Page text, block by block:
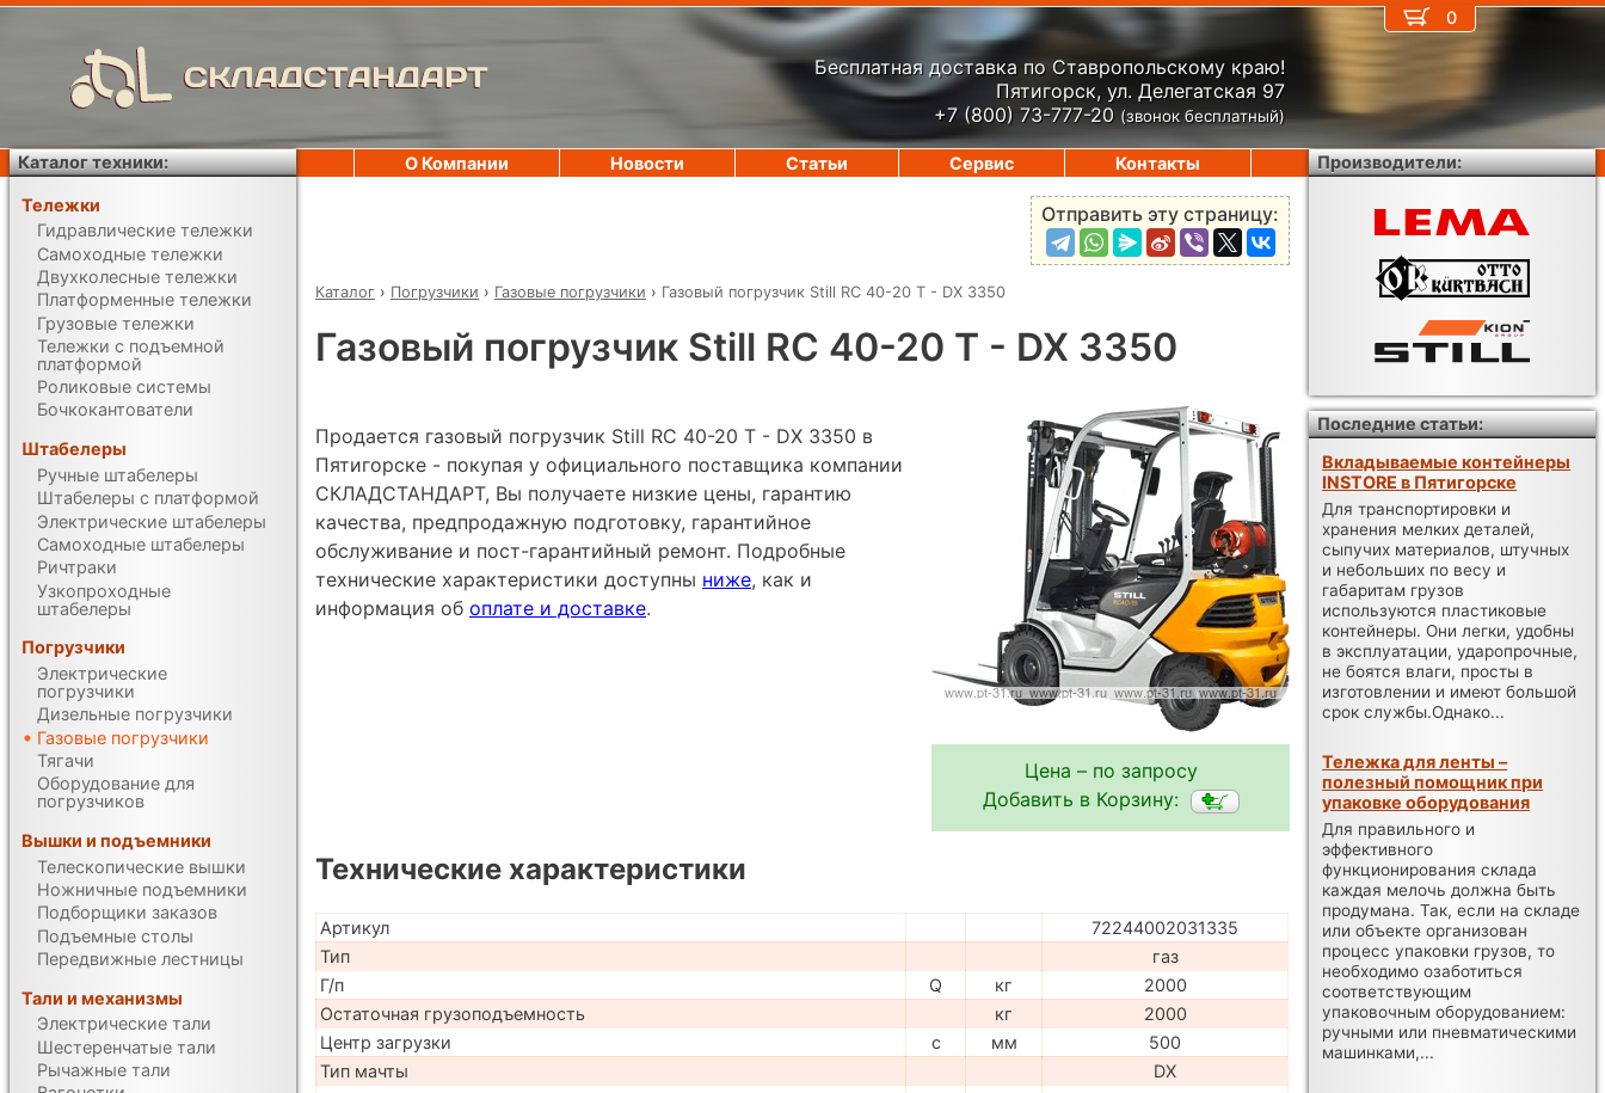
СКЛАДСТАНДАРТ
Бесплатная доставка по Ставропольскому краю!
Пятигорск, ул. Делегатская 97
+7 (800) 73-777-20 (звонок бесплатный)
Отправить эту страницу:
Каталог › Погрузчики › Газовые погрузчики › Газовый погрузчик Still RC 40-20 T - DX 3350
Газовый погрузчик Still RC 40-20 T - DX 3350
Цена – по запросу
Добавить в Корзину:
Продается газовый погрузчик Still RC 40-20 T - DX 3350 в
Пятигорске - покупая у официального поставщика компании
СКЛАДСТАНДАРТ, Вы получаете низкие цены, гарантию
качества, предпродажную подготовку, гарантийное
обслуживание и пост-гарантийный ремонт. Подробные
технические характеристики доступны ниже, как и
информация об оплате и доставке.
Технические характеристики
Артикул
72244002031335
Тип
газ
Г/п
Q кг
2000
Остаточная грузоподъемность
кг
2000
Центр загрузки
c мм
500
Тип мачты
DX
0
О Компании Новости Статьи Сервис Контакты
Каталог техники:
Тележки
Гидравлические тележки
Самоходные тележки
Двухколесные тележки
Платформенные тележки
Грузовые тележки
Тележки с подъемной
платформой
Роликовые системы
Бочкокантователи
Штабелеры
Ручные штабелеры
Штабелеры с платформой
Электрические штабелеры
Самоходные штабелеры
Ричтраки
Узкопроходные
штабелеры
Погрузчики
Электрические
погрузчики
Дизельные погрузчики
Газовые погрузчики
Тягачи
Оборудование для
погрузчиков
Вышки и подъемники
Телескопические вышки
Ножничные подъемники
Подборщики заказов
Подъемные столы
Передвижные лестницы
Тали и механизмы
Электрические тали
Шестеренчатые тали
Рычажные тали
Производители:
Последние статьи:
Вкладываемые контейнеры
INSTORE в Пятигорске
Для транспортировки и
хранения мелких деталей,
сыпучих материалов, штучных
и небольших по весу и
габаритам грузов
используются пластиковые
контейнеры. Они легки, удобны
в эксплуатации, ударопрочные,
не боятся влаги, просты в
изготовлении и имеют большой
срок службы.Однако...
Тележка для ленты –
полезный помощник при
упаковке оборудования
Для правильного и
эффективного
функционирования склада
каждая мелочь должна быть
продумана. Так, если на складе
или объекте организован
процесс упаковки грузов, то
необходимо озаботиться
соответствующим
упаковочным оборудованием:
ручными или пневматическими
машинками,...